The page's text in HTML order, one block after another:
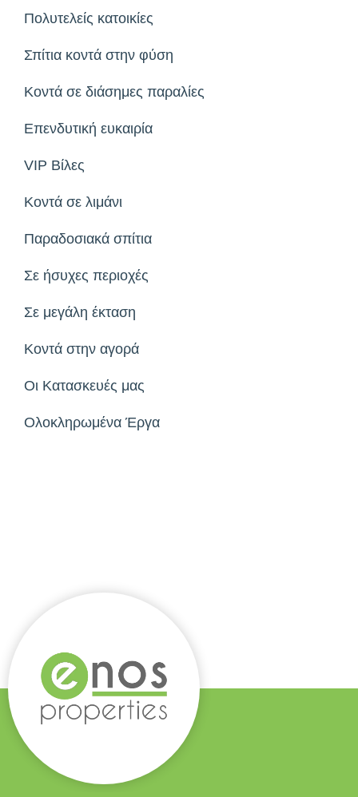
Πολυτελείς κατοικίες
Σπίτια κοντά στην φύση
Κοντά σε διάσημες παραλίες
Επενδυτική ευκαιρία
VIP Βίλες
Κοντά σε λιμάνι
Παραδοσιακά σπίτια
Σε ήσυχες περιοχές
Σε μεγάλη έκταση
Κοντά στην αγορά
Οι Κατασκευές μας
Ολοκληρωμένα Έργα